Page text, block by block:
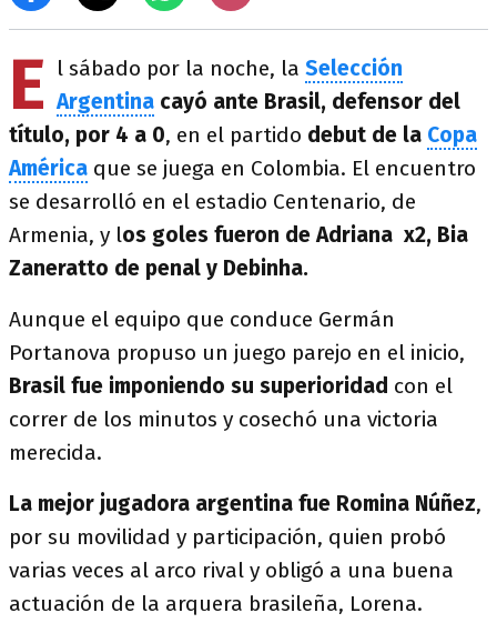
E l sábado por la noche, la Selección
Argentina cayó ante Brasil, defensor del
título, por 4 a 0, en el partido debut de la Copa
América que se juega en Colombia. El encuentro
se desarrolló en el estadio Centenario, de
Armenia, y los goles fueron de Adriana x2, Bia
Zaneratto de penal y Debinha.
Aunque el equipo que conduce Germán
Portanova propuso un juego parejo en el inicio,
Brasil fue imponiendo su superioridad con el
correr de los minutos y cosechó una victoria
merecida.
La mejor jugadora argentina fue Romina Núñez,
por su movilidad y participación, quien probó
varias veces al arco rival y obligó a una buena
actuación de la arquera brasileña, Lorena.